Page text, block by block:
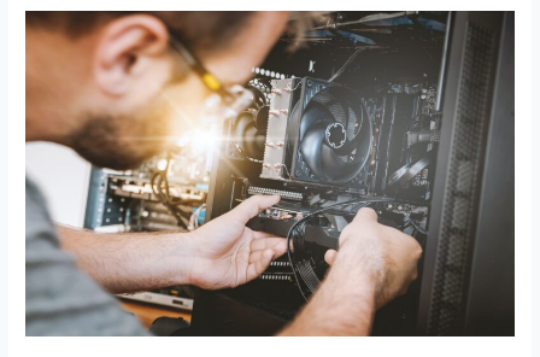
Smart
Tendências
e
Inovações